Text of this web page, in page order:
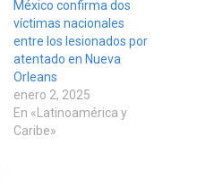
México confirma dos
víctimas nacionales
entre los lesionados por
atentado en Nueva
Orleans
enero 2, 2025
En «Latinoamérica y
Caribe»